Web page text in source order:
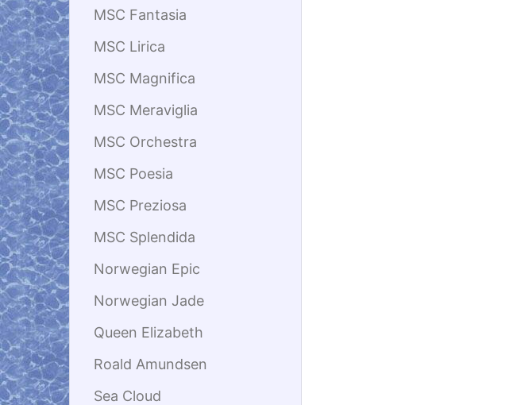
MSC Fantasia
MSC Lirica
MSC Magnifica
MSC Meraviglia
MSC Orchestra
MSC Poesia
MSC Preziosa
MSC Splendida
Norwegian Epic
Norwegian Jade
Queen Elizabeth
Roald Amundsen
Sea Cloud